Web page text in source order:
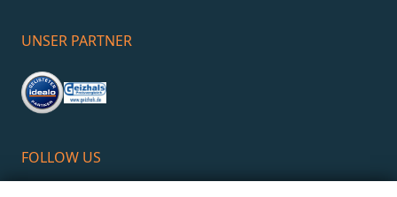
UNSER PARTNER
FOLLOW US